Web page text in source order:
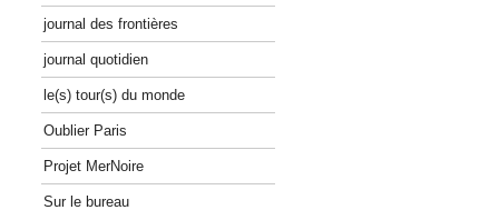
journal des frontières
journal quotidien
le(s) tour(s) du monde
Oublier Paris
Projet MerNoire
Sur le bureau